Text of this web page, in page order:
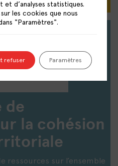
de
la cohésion
ressources sur l’ensemble
d’analyses statistiques.
les cookies que nous
"Paramètres".
refuser Paramètres